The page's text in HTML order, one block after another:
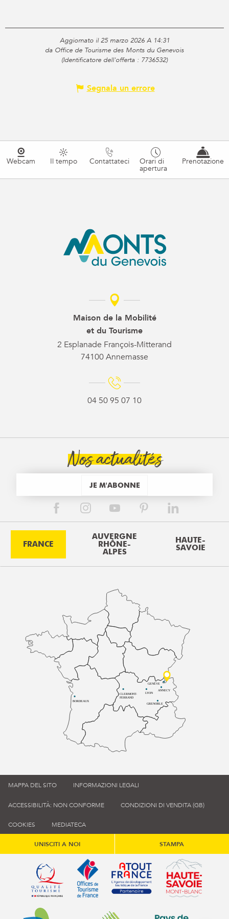
Aggiornato il 25 marzo 2026 A 14:31
da Office de Tourisme des Monts du Genevois
(Identificatore dell'offerta : 7736532)
Segnala un errore
Webcam Il tempo Contattateci Orari di
apertura
Prenotazione
Maison de la Mobilité
et du Tourisme
2 Esplanade François-Mitterand
74100 Annemasse
04 50 95 07 10
Nos actualités
JE M'ABONNE
FRANCE
AUVERGNE
RHÔNE-
ALPES
HAUTE-
SAVOIE
BORDEAUX
CLERMONT-
FERRAND
LYON
ANNECY
GRENOBLE
GENÈVE
MAPPA DEL SITO INFORMAZIONI LEGALI
ACCESSIBILITÀ: NON CONFORME CONDIZIONI DI VENDITA (GB)
COOKIES MEDIATECA
UNISCITI A NOI STAMPA
Qualité tourisme (s'ouvre dans une nouvelle fenêtre)
Office de tourisme de France (s'ouvre
Atout France (s'ouvre dans